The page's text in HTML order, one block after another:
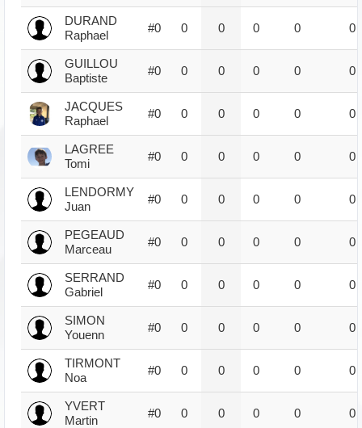
DURAND
Raphael
#0 0 0 0 0 0
GUILLOU
Baptiste
#0 0 0 0 0 0
JACQUES
Raphael
#0 0 0 0 0 0
LAGREE
Tomi
#0 0 0 0 0 0
LENDORMY
Juan
#0 0 0 0 0 0
PEGEAUD
Marceau
#0 0 0 0 0 0
SERRAND
Gabriel
#0 0 0 0 0 0
SIMON
Youenn
#0 0 0 0 0 0
TIRMONT
Noa
#0 0 0 0 0 0
YVERT
Martin
#0 0 0 0 0 0